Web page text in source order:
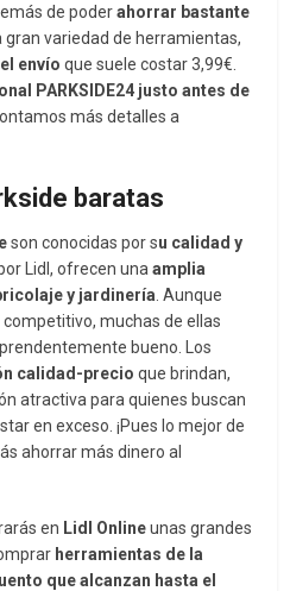
de poderahorrar bastante
gran variedad de herramientas,
envío que suele costar 3,99€.
PARKSIDE24 justo antes de
más detalles a
baratas
son conocidas por su calidad y
Lidl, ofrecen unaamplia
y jardinería . Aunque
muchas de ellas
bueno. Los
calidad-precioque brindan,
atractiva para quienes buscan
en exceso. ¡Pues lo mejor de
ahorrar más dinero al
en Lidl Onlineunas grandes
herramientas de la
que alcanzan hasta el